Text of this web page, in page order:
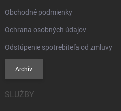
Obchodné podmienky
Ochrana osobných údajov
Odstúpenie spotrebiteľa od zmluvy
Archív
SLUŽBY